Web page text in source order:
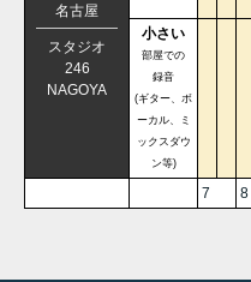
名古屋
スタジオ
246
NAGOYA
小さい
部屋での
録音
(ギター、ボ
ーカル、ミ
ックスダウ
ン等)
7 8